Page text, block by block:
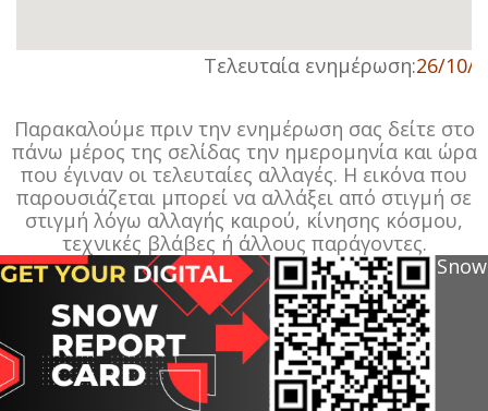
Τελευταία ενημέρωση:26/10/
Παρακαλούμε πριν την ενημέρωση σας δείτε στο
πάνω μέρος της σελίδας την ημερομηνία και ώρα
που έγιναν οι τελευταίες αλλαγές. Η εικόνα που
παρουσιάζεται μπορεί να αλλάξει από στιγμή σε
στιγμή λόγω αλλαγής καιρού, κίνησης κόσμου,
τεχνικές βλάβες ή άλλους παράγοντες.
Snow